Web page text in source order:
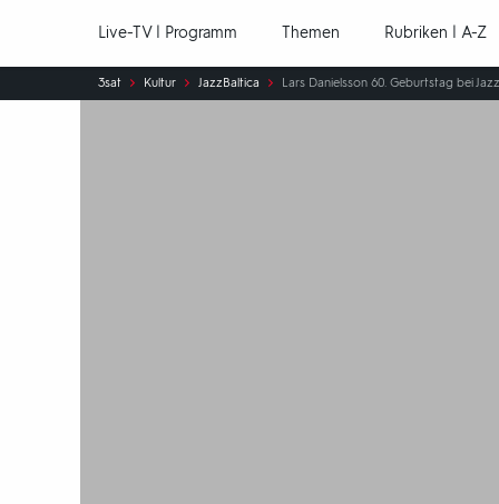
Live-TV | Programm Themen Rubriken | A-Z
Sie
sind
3sat Kultur JazzBaltica Lars Danielsson 60. Geburtstag bei